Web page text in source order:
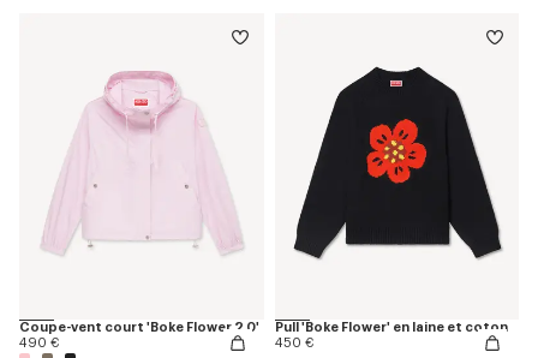
Coupe-vent court 'Boke Flower 2.0'
490 €
Pull 'Boke Flower' en laine et coton
450 €